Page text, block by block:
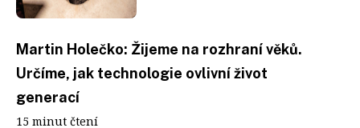
Martin Holečko: Žijeme na rozhraní věků.
Určíme, jak technologie ovlivní život
generací
15 minut čtení